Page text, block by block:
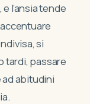
l’ansia tende
si
tardi, passare
abitudini